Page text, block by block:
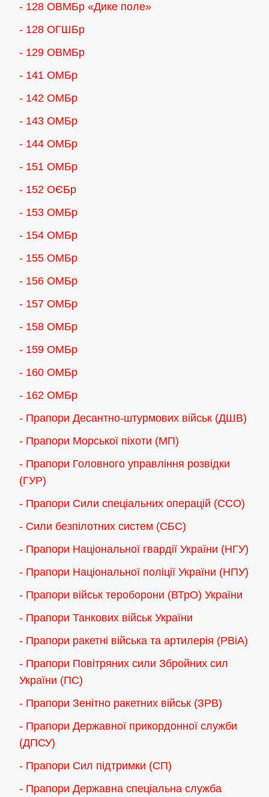
- 128 ОВМБр «Дике поле»
- 128 ОГШБр
- 129 ОВМБр
- 141 ОМБр
- 142 ОМБр
- 143 ОМБр
- 144 ОМБр
- 151 ОМБр
- 152 ОЄБр
- 153 ОМБр
- 154 ОМБр
- 155 ОMБр
- 156 ОMБр
- 157 ОМБр
- 158 ОМБр
- 159 ОМБр
- 160 ОМБр
- 162 ОМБр
- Прапори Десантно-штурмових військ (ДШВ)
- Прапори Морської піхоти (МП)
- Прапори Головного управління розвідки
(ГУР)
- Прапори Сили спеціальних операцій (ССО)
- Сили безпілотних систем (СБС)
- Прапори Національної гвардії України (НГУ)
- Прапори Національної поліції України (НПУ)
- Прапори військ тероборони (ВТрО) України
- Прапори Танкових військ України
- Прапори ракетні війська та артилерія (РВіА)
- Прапори Повітряних сили Збройних сил
України (ПС)
- Прапори Зенітно ракетних військ (ЗРВ)
- Прапори Державної прикордонної служби
(ДПСУ)
- Прапори Сил підтримки (СП)
- Прапори Державна спеціальна служба